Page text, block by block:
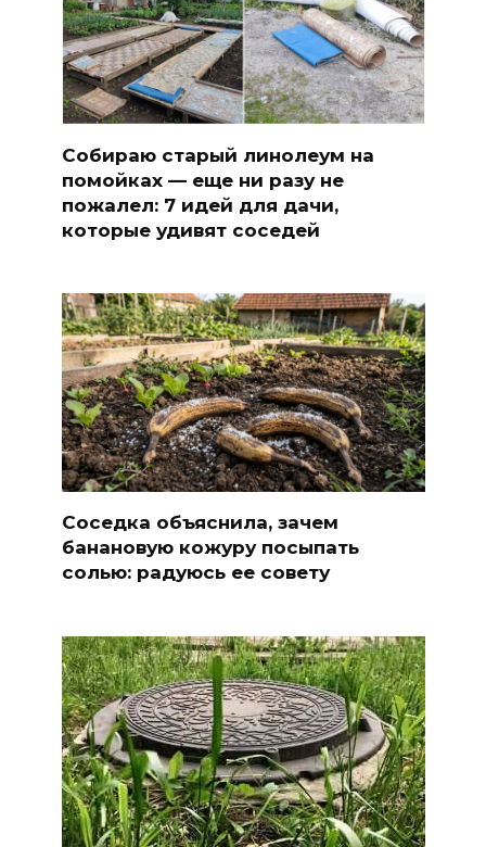
Собираю старый линолеум на
помойках — еще ни разу не
пожалел: 7 идей для дачи,
которые удивят соседей
Соседка объяснила, зачем
банановую кожуру посыпать
солью: радуюсь ее совету